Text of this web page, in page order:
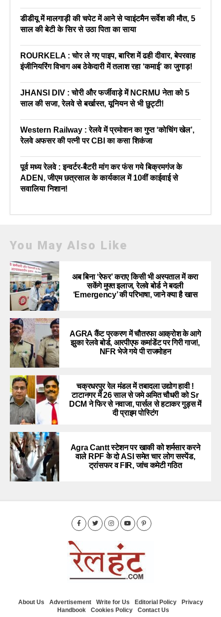
डीडीयू में मालगाड़ी की चपेट में आने से प्वाइंटमैन सर्वेश की मौत, 5
साल की बेटी के सिर से उठा पिता का साया
ROURKELA : चोर ले गए पाइप, बारिश में ढही दीवार, बेपरवाह
इंजीनियरिंग विभाग अब ठेकेदारी में तलाश रहा ‘कमाई’ का जुगाड़!
JHANSI DIV : चोरी और फर्जीवाड़े में NCRMU नेता को 5
साल की सजा, रेलवे से बर्खास्त, यूनियन से भी छुट्टी!
Western Railway : रेलवे में प्रमोशन का गुप्त ‘कोचिंग खेल’,
रेलवे अफसर की पत्नी पर CBI का कसा शिकंजा
पूर्व मध्य रेलवे : इन्वर्टर-बैटरी मांग कर फंस गये बिक्रमगंज के
ADEN, जीएम छत्रसाल के कार्यकाल में 10वीं काईवाई से
सवालिया निशान!
You May Also Like
अब बिना ‘रेफर’ कराए किसी भी अस्पताल में करा
सकेंगे मुफ्त इलाज, रेलवे बोर्ड ने बदली
‘Emergency’ की परिभाषा, जाने क्या है खास
AGRA कैंट प्रकरण में चौतरफा आक्रोश के आगे
झुका रेलवे बोर्ड, आरपीएफ कमांडेंट पर गिरी गाज!,
NFR भेजे गये पी राजमोहन
चक्रधरपुर रेल मंडल में तबादला उद्योग हावी !
टाटानगर में 26 साल से जमे अमित चौधरी को Sr
DCM ने फिर से नवाजा, पार्सल से हटाकर गुड्स में
दी प्राइम पोस्टिंग
Agra Cantt स्टेशन पर खाकी को शर्मसार करने
वाले RPF के दो ASI समेत चार लोग सस्पेंड,
ट्रांसफर व FIR, जांच कमेटी गठित
About Us Advertisement Write for Us Editorial Policy
Privacy
Handbook
Cookies Policy Contact Us